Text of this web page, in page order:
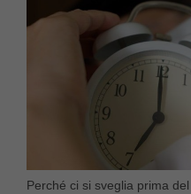
Perché ci si sveglia prima